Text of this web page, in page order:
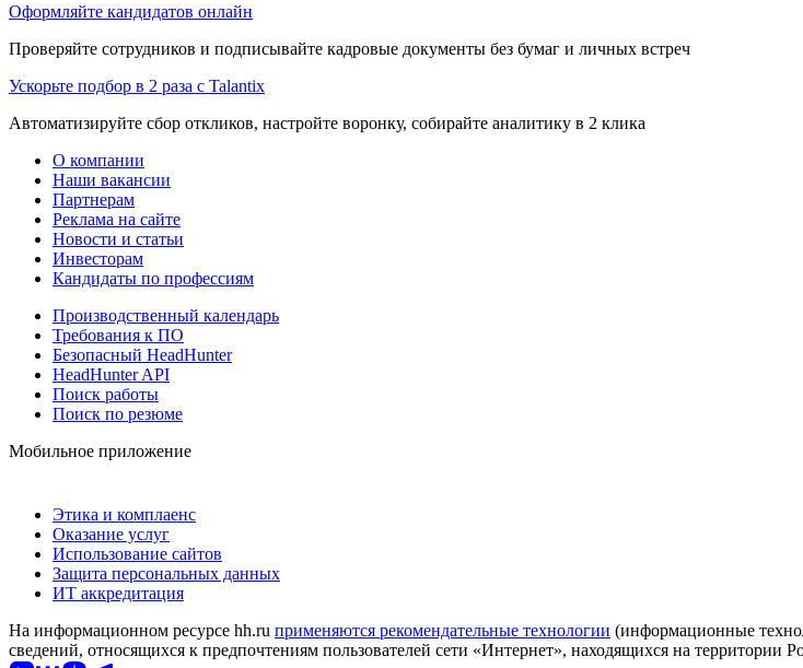
Оформляйте кандидатов онлайн
Проверяйте сотрудников и подписывайте кадровые документы без бумаг и личных встреч
Ускорьте подбор в 2 раза с Talantix
Автоматизируйте сбор откликов, настройте воронку, собирайте аналитику в 2 клика
О компании
Наши вакансии
Партнерам
Реклама на сайте
Новости и статьи
Инвесторам
Кандидаты по профессиям
Производственный календарь
Требования к ПО
Безопасный HeadHunter
HeadHunter API
Поиск работы
Поиск по резюме
Мобильное приложение
Этика и комплаенс
Оказание услуг
Использование сайтов
Защита персональных данных
ИТ аккредитация
На информационном ресурсе hh.ru применяются рекомендательные технологии (информационные
сведений, относящихся к предпочтениям пользователей сети «Интернет», находящихся на территории